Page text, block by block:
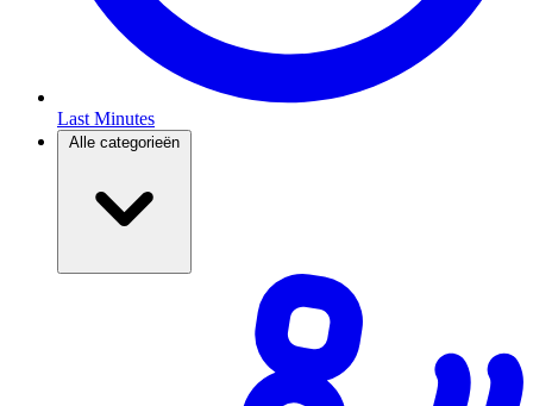
Last Minutes
Alle categorieën